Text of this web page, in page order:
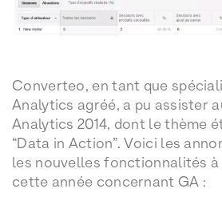
Converteo, en tant que
Analytics agréé, a pu assister
Analytics 2014, dont le thème
“Data in Action”. Voici les
les nouvelles fonctionnalités
cette année concernant GA :